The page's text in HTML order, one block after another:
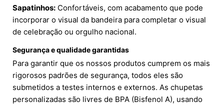
Sapatinhos: Confortáveis, com acabamento que pode
incorporar o visual da bandeira para completar o visual
de celebração ou orgulho nacional.
Segurança e qualidade garantidas
Para garantir que os nossos produtos cumprem os mais
rigorosos padrões de segurança, todos eles são
submetidos a testes internos e externos. As chupetas
personalizadas são livres de BPA (Bisfenol A), usando